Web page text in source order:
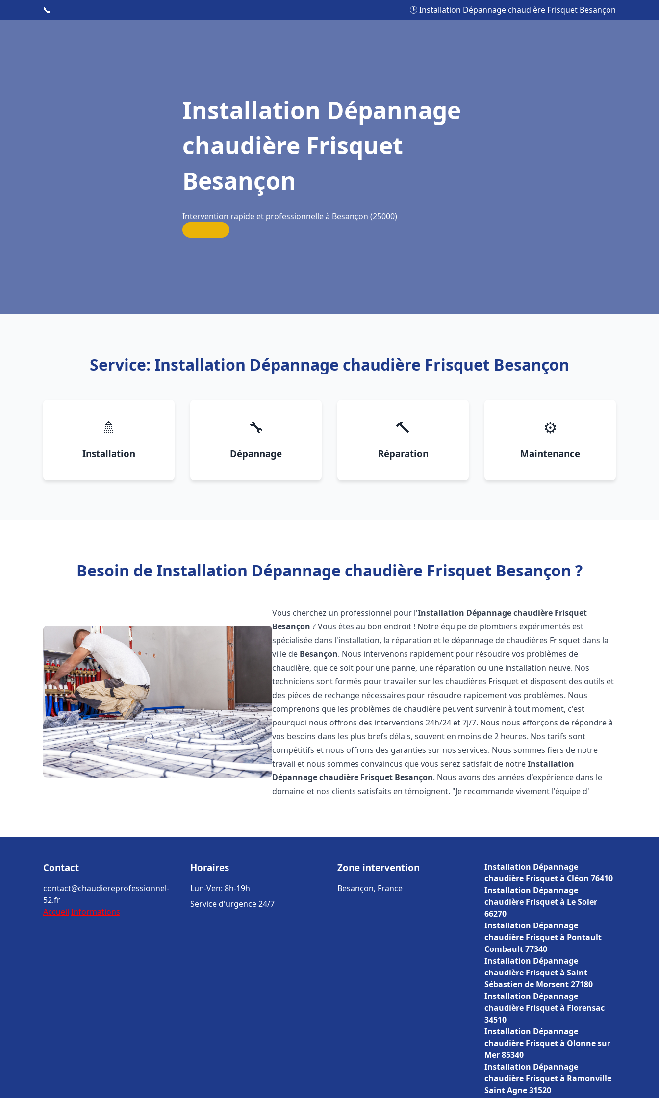
📞 🕒 Installation Dépannage chaudière Frisquet Besançon
Installation Dépannage
chaudière Frisquet
Besançon
Intervention rapide et professionnelle à Besançon (25000)
Service: Installation Dépannage chaudière Frisquet Besançon
🚿
Installation
🔧
Dépannage
🔨
Réparation
⚙️
Maintenance
Besoin de Installation Dépannage chaudière Frisquet Besançon ?
Vous cherchez un professionnel pour l'Installation Dépannage chaudière Frisquet
Besançon ? Vous êtes au bon endroit ! Notre équipe de plombiers expérimentés est
spécialisée dans l'installation, la réparation et le dépannage de chaudières Frisquet dans la
ville de Besançon. Nous intervenons rapidement pour résoudre vos problèmes de
chaudière, que ce soit pour une panne, une réparation ou une installation neuve. Nos
techniciens sont formés pour travailler sur les chaudières Frisquet et disposent des outils et
des pièces de rechange nécessaires pour résoudre rapidement vos problèmes. Nous
comprenons que les problèmes de chaudière peuvent survenir à tout moment, c'est
pourquoi nous offrons des interventions 24h/24 et 7j/7. Nous nous efforçons de répondre à
vos besoins dans les plus brefs délais, souvent en moins de 2 heures. Nos tarifs sont
compétitifs et nous offrons des garanties sur nos services. Nous sommes fiers de notre
travail et nous sommes convaincus que vous serez satisfait de notreInstallation
Dépannage chaudière Frisquet Besançon. Nous avons des années d'expérience dans le
domaine et nos clients satisfaits en témoignent. "Je recommande vivement l'équipe d'
Contact
contact@chaudiereprofessionnel-
52.fr
Accueil Informations
Horaires
Lun-Ven: 8h-19h
Service d'urgence 24/7
Zone intervention
Besançon, France
Installation Dépannage
chaudière Frisquet à Cléon 76410
Installation Dépannage
chaudière Frisquet à Le Soler
66270
Installation Dépannage
chaudière Frisquet à Pontault
Combault 77340
Installation Dépannage
chaudière Frisquet à Saint
Sébastien de Morsent 27180
Installation Dépannage
chaudière Frisquet à Florensac
34510
Installation Dépannage
chaudière Frisquet à Olonne sur
Mer 85340
Installation Dépannage
chaudière Frisquet à Ramonville
Saint Agne 31520